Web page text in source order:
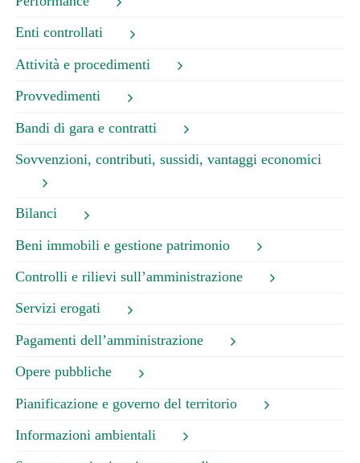
Enti controllati
Attività e procedimenti
Provvedimenti
Bandi di gara e contratti
Sovvenzioni, contributi, sussidi, vantaggi economici
Bilanci
Beni immobili e gestione patrimonio
Controlli e rilievi sull’amministrazione
Servizi erogati
Pagamenti dell’amministrazione
Opere pubbliche
Pianificazione e governo del territorio
Informazioni ambientali